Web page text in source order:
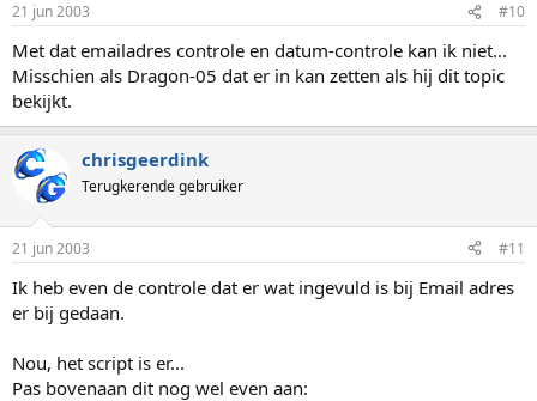
21 jun 2003 #10
Met dat emailadres controle en datum-controle kan ik niet...
Misschien als Dragon-05 dat er in kan zetten als hij dit topic
bekijkt.
chrisgeerdink
Terugkerende gebruiker
21 jun 2003 #11
Ik heb even de controle dat er wat ingevuld is bij Email adres
er bij gedaan.
Nou, het script is er...
Pas bovenaan dit nog wel even aan: